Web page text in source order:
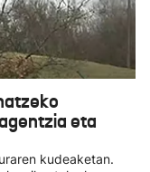
eta
kudeaketan.